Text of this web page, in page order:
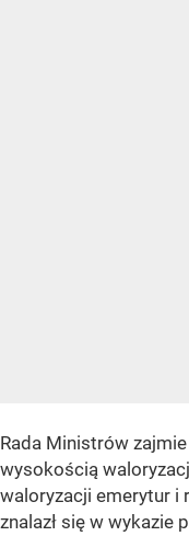
Rada Ministrów
wysokością
waloryzacji emerytur i
znalazł się w wykazie